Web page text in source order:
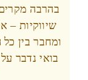
בהרבה
ומחבר בין
בואי נדבר